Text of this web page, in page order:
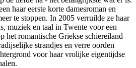
haar eerste korte damesroman en
te stoppen. In 2005 verruilde ze haar
muziek en taal in Twente voor een
het romantische Griekse schiereiland
strandjes en verre oorden
voor haar vrolijke eigentijdse